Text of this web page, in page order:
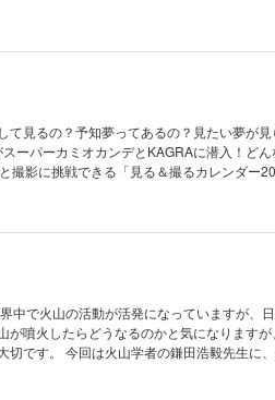
みつ ［特集］書くことの技術 みんなで描
表彰式リポート 電気で学ぼうSDGs 赤
る！ トッポとチィのひまつぶし実験室 な
まれる!? の巻 たくさん知って、もっと会
るNEST LAB.での挑戦 「好き」を究めた
海洋地球研究船「みらい」の最後の北極公
ンダー 宇宙はドラマチック！ 星団とガス
重山の環境に学ぶ「理科教育」とは？ コカ
第25話 冬に植物が凍らないのはナゼ？
ツアー12 雪国は大変!? ［別冊付録］さまざ
見るの？予知夢ってあるの？見たい夢が
ーパーカミオカンデとKAGRAに潜入！ど
撮影に挑戦できる「見る＆撮るカレンダー
！ 夢のふしぎ スーパーカミオカンデと
場を支えるMEDI-Papyrusがスゴい！ おうち
？ どうして？ ビーカーくんがゆく ビーカ
口志文先生interview 世界の不思議な植物
ントロング 読者の写真コンテスト こんな
世紀、ティコが見た星は？ 錯覚道 ピン
の使い方紹介） 学校でも塾でも教えてくれ
で火山の活動が活発になっていますが、
が噴火したらどうなるのかと気になります
切です。 今回は火山学者の鎌田浩毅先生に